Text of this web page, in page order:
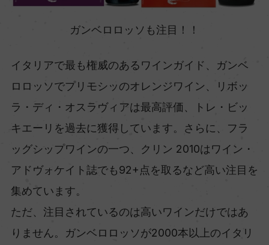
ガンベロロッソも注目！！
イタリアで最も権威のあるワインガイド、ガンベ
ロロッソでプリモシッのオレンジワイン、リボッ
ラ・ディ・オスラヴィアは最高評価、トレ・ビッ
キエーリを過去に獲得しています。さらに、フラ
ッグシップワインの一つ、クリン 2010はワイン・
アドヴォケイト誌でも92+点を取るなど高い注目を
集めています。
ただ、注目されているのは高いワインだけではあ
りません。ガンベロロッソが2000本以上のイタリ